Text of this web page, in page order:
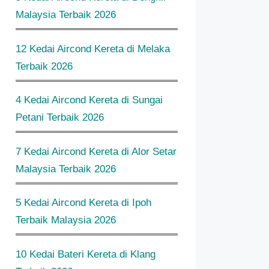
Malaysia Terbaik 2026
12 Kedai Aircond Kereta di Melaka
Terbaik 2026
4 Kedai Aircond Kereta di Sungai
Petani Terbaik 2026
7 Kedai Aircond Kereta di Alor Setar
Malaysia Terbaik 2026
5 Kedai Aircond Kereta di Ipoh
Terbaik Malaysia 2026
10 Kedai Bateri Kereta di Klang